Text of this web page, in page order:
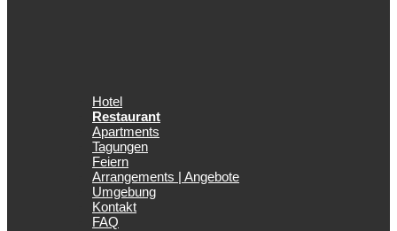
Hotel
Restaurant
Apartments
Tagungen
Feiern
Arrangements | Angebote
Umgebung
Kontakt
FAQ